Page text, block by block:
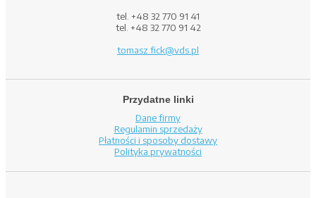
tel. +48 32 770 91 41
tel. +48 32 770 91 42
tomasz.fick@vds.pl
Przydatne linki
Dane firmy
Regulamin sprzedaży
Płatności i sposoby dostawy
Polityka prywatności